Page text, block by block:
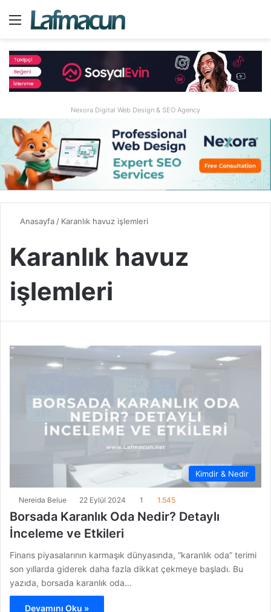
Menü
Nexora Digital Web Design & SEO Agency
Anasayfa/ Karanlık havuz işlemleri
Karanlık havuz
işlemleri
Kimdir & Nedir
Nereida Belue 22 Eylül 2024 1 1.545
Borsada Karanlık Oda Nedir? Detaylı
İnceleme ve Etkileri
Finans piyasalarının karmaşık dünyasında, “karanlık oda” terimi
son yıllarda giderek daha fazla dikkat çekmeye başladı. Bu
yazıda, borsada karanlık oda…
Devamını Oku »